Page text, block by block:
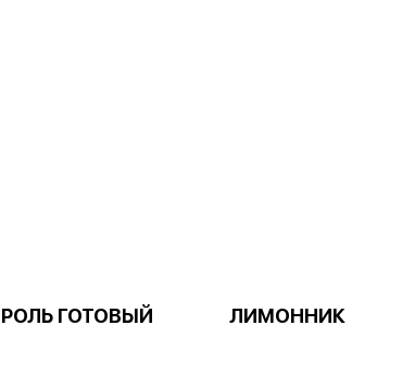
ГОТОВЫЙ
ЛИМОННИК